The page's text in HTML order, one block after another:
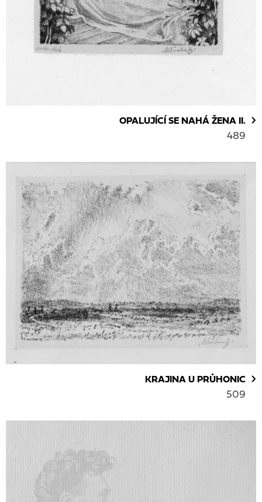
OPALUJÍCÍ SE NAHÁ ŽENA II.
489
KRAJINA U PRŮHONIC
509